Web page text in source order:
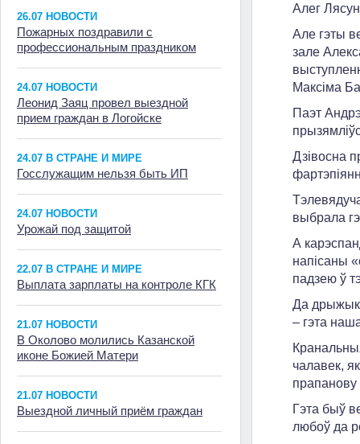
26.07 НОВОСТИ
Пожарных поздравили с
профессиональным праздником
24.07 НОВОСТИ
Леонид Заяц провел выездной
прием граждан в Логойске
24.07 В СТРАНЕ И МИРЕ
Госслужащим нельзя быть ИП
24.07 НОВОСТИ
Урожай под защитой
22.07 В СТРАНЕ И МИРЕ
Выплата зарплаты на контроле КГК
21.07 НОВОСТИ
В Околово молились Казанской
иконе Божией Матери
21.07 НОВОСТИ
Выездной личный приём граждан
Алег
Але гэты
зале
Максіма
Паэт
Дзівосна
выбрала
А
напісаны
падзею ў
Да
– гэта
чалавек,
прапанову
Гэта быў
любоў да